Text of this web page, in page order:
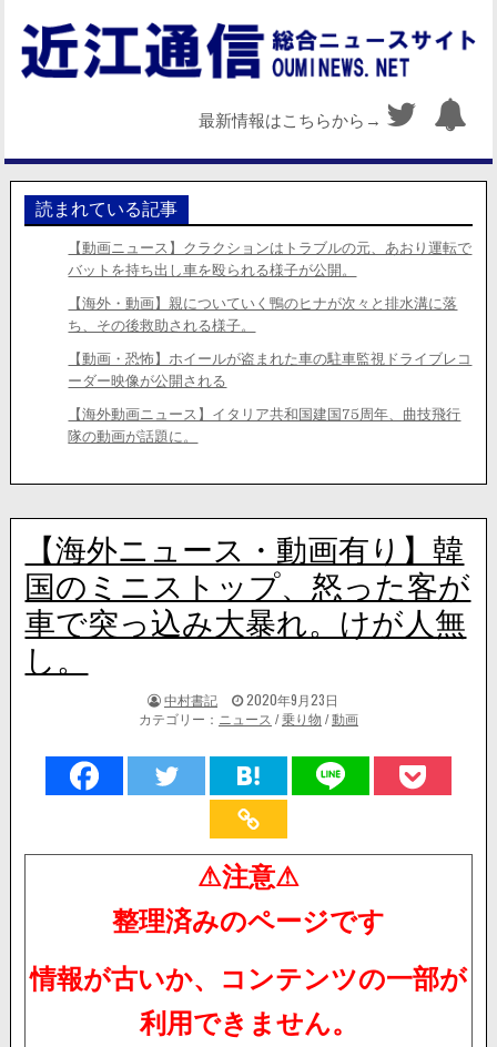
最新情報はこちらから→
読まれている記事
【動画ニュース】クラクションはトラブルの元、あおり運転で
バットを持ち出し車を殴られる様子が公開。
【海外・動画】親についていく鴨のヒナが次々と排水溝に落
ち、その後救助される様子。
【動画・恐怖】ホイールが盗まれた車の駐車監視ドライブレコ
ーダー映像が公開される
【海外動画ニュース】イタリア共和国建国75周年、曲技飛行
隊の動画が話題に。
【海外ニュース・動画有り】韓
国のミニストップ、怒った客が
車で突っ込み大暴れ。けが人無
し。
著
者:
中村書記
掲
載
2020年9月23日
カテゴリー： ニュース /乗り物 /動画
⚠注意⚠
整理済みのページです
情報が古いか、コンテンツの一部が
利用できません。